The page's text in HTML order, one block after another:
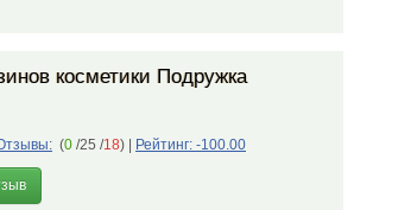
косметики Подружка
(0 /25 /18) Рейтинг: -100.00